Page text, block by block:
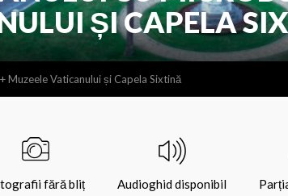
ȘI CAPELA
Muzeele Vaticanului și Capela Sixtină
fără bliț Audioghid disponibil